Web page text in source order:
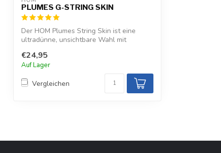
PLUMES G-STRING SKIN
Der HOM Plumes String Skin ist eine
ultradünne, unsichtbare Wahl mit
€24,95
Auf Lager
Vergleichen